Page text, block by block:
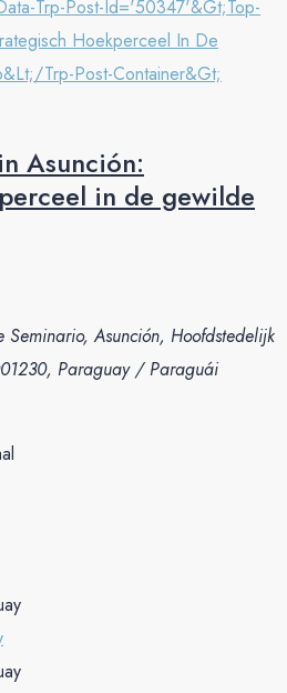
Asunción:
in de gewilde
Asunción, Hoofdstedelijk
Paraguay / Paraguái